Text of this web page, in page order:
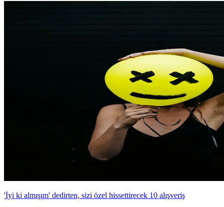
'İyi ki almışım' dedirten, sizi özel hissettirecek 10 alışveriş